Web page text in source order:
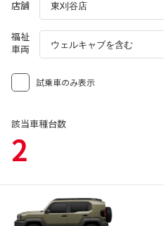
店舗
福祉
車両
試乗車のみ表示
該当車種台数
2